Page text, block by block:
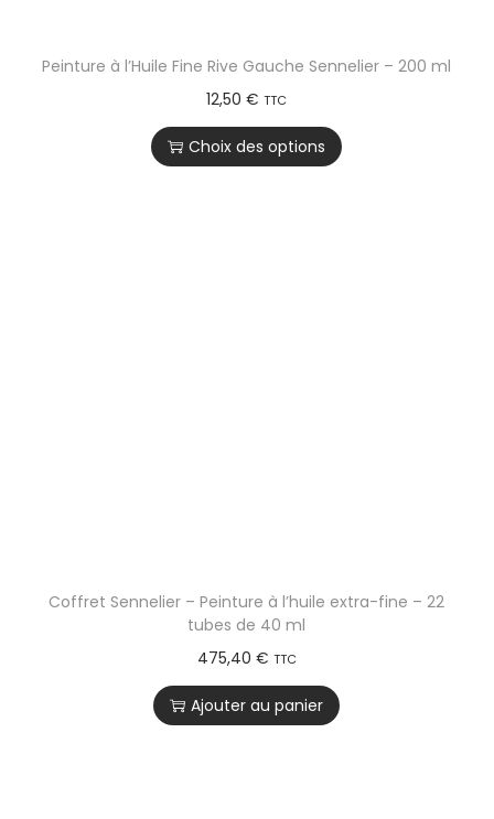
Peinture à l’Huile Fine Rive Gauche Sennelier – 200 ml
12,50€ TTC
Choix des options
Coffret Sennelier – Peinture à l’huile extra-fine – 22
tubes de 40 ml
475,40 € TTC
Ajouter au panier